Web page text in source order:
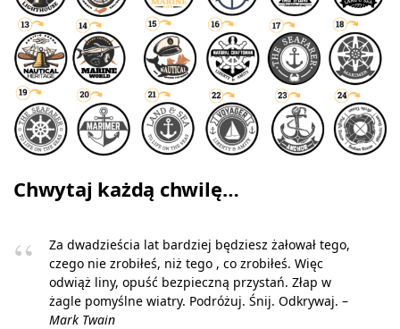
Chwytaj każdą chwilę…
Za dwadzieścia lat bardziej będziesz żałował tego,
czego nie zrobiłeś, niż tego , co zrobiłeś. Więc
odwiąż liny, opuść bezpieczną przystań. Złap w
żagle pomyślne wiatry. Podróżuj. Śnij. Odkrywaj. –
Mark Twain